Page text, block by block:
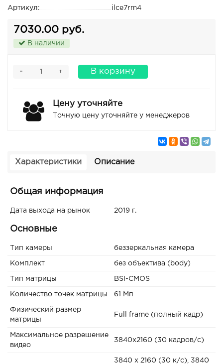
Артикул:
ilce7rm4
7030.00 руб.
В наличии
+
- В корзину
Цену уточняйте
Точную цену уточняйте у менеджеров
Характеристики Описание
Общая информация
Дата выхода на рынок 2019 г.
Основные
Тип камеры беззеркальная камера
Комплект без объектива (body)
Тип матрицы BSI-CMOS
Количество точек матрицы 61 Мп
Физический размер
матрицы
Full frame (полный кадр)
Максимальное разрешение
видео
3840x2160 (30 кадров/с)
3840 x 2160 (30 к/с), 3840